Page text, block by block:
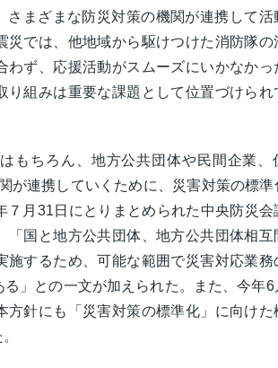
まざまな防災対策の機関が連携して活
災では、他地域から駆けつけた消防隊の
わず、応援活動がスムーズにいかなかっ
り組みは重要な課題として位置づけられ
もちろん、地方公共団体や民間企業、
が連携していくために、災害対策の標準
７月31日にとりまとめられた中央防災会
「国と地方公共団体、地方公共団体相互
施するため、可能な範囲で災害対応業務
」との一文が加えられた。また、今年6
方針にも「災害対策の標準化」に向けた